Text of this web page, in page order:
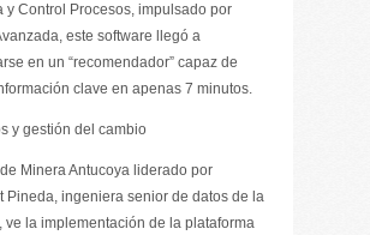
y Control Procesos, impulsado por
este software llegó a
en un “recomendador” capaz de
clave en apenas 7 minutos.
y gestión del cambio
Minera Antucoya liderado por
Pineda, ingeniera senior de datos de la
ve la implementación de la plataforma